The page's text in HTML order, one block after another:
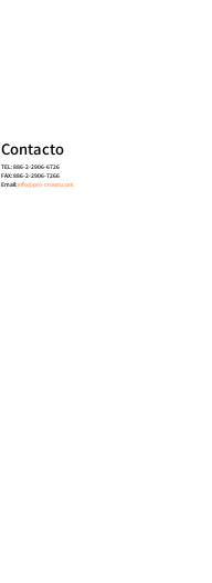
Contacto
TEL: 886-2-2906-6726
FAX: 886-2-2906-7266
Email:info@pro-crown.com